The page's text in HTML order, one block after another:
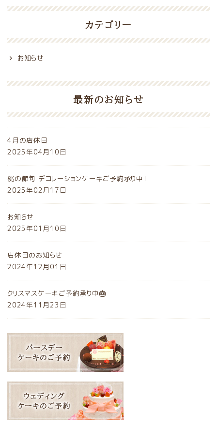
カテゴリー
お知らせ
最新のお知らせ
4月の店休日
2025年04月10日
桃の節句 デコレーションケーキご予約承り中！
2025年02月17日
お知らせ
2025年01月10日
店休日のお知らせ
2024年12月01日
クリスマスケーキご予約承り中🎂
2024年11月23日